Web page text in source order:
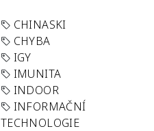
CHINASKI
CHYBA
IGY
IMUNITA
INDOOR
INFORMAČNÍ
TECHNOLOGIE